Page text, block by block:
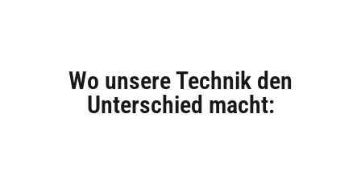
Wo unsere Technik den
Unterschied macht: